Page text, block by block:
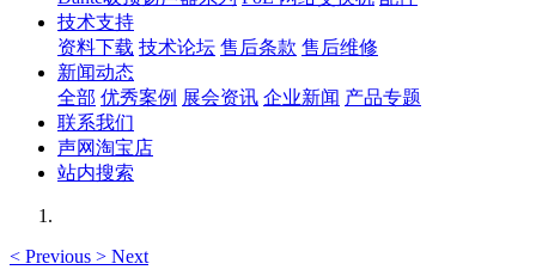
技术支持
资料下载 技术论坛 售后条款 售后维修
新闻动态
全部 优秀案例 展会资讯 企业新闻 产品专题
联系我们
声网淘宝店
站内搜索
< Previous > Next